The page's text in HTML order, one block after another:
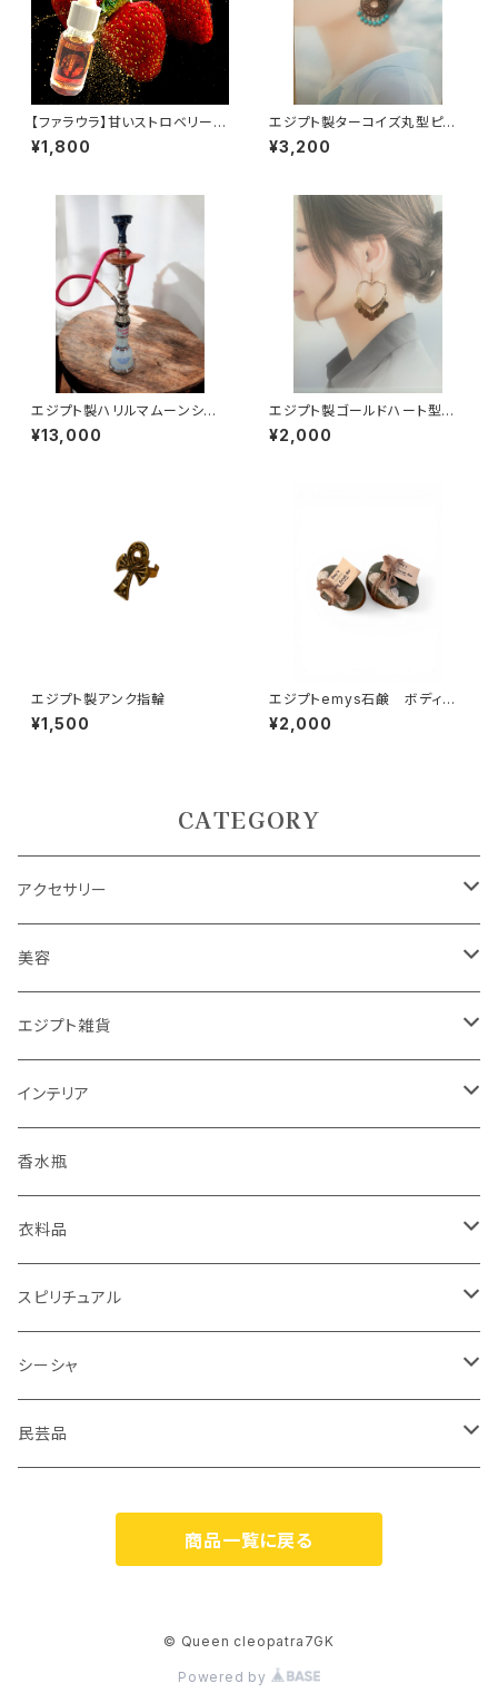
【ファラウラ】甘いストロベリーの
香り
¥1,800
エジプト製ターコイズ丸型ピア
ス
¥3,200
エジプト製ハリルマムーンシー
シャ
¥13,000
エジプト製ゴールドハート型ピ
アス
¥2,000
エジプト製アンク指輪
¥1,500
エジプトemys石鹸 ボディス
クラブバー
¥2,000
CATEGORY
アクセサリー
ピアス
ネックレス
指輪
ブレスレット
美容
エジプシャンオイル
エジプト雑貨
エミーズソープ
置物
キーホルダー
リュックサック
ポシェット
食器
TAZENMMURTソープ
インテリア
ランプ
パピルス
香炉
香水瓶
衣料品
ベリーダンス衣装
ガラベーヤ
スカーフ
スピリチュアル
ピラミッド
岩塩
シーシャ
シーシャパイプ
民芸品
商品一覧に戻る
© Queen cleopatra7GK
Powered by